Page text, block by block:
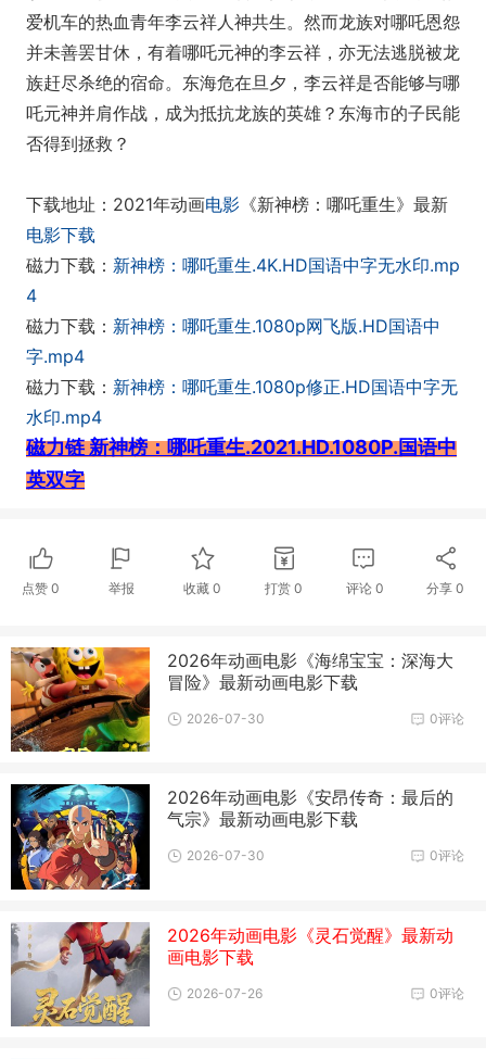
爱机车的热血青年李云祥人神共生。然而龙族对哪吒恩怨
并未善罢甘休，有着哪吒元神的李云祥，亦无法逃脱被龙
族赶尽杀绝的宿命。东海危在旦夕，李云祥是否能够与哪
吒元神并肩作战，成为抵抗龙族的英雄？东海市的子民能
否得到拯救？
下载地址：2021年动画电影 《新神榜：哪吒重生》最新
电影下载
磁力下载： 新神榜：哪吒重生.4K.HD国语中字无水印.mp
4
磁力下载： 新神榜：哪吒重生.1080p网飞版.HD国语中
字.mp4
磁力下载： 新神榜：哪吒重生.1080p修正.HD国语中字无
水印.mp4
磁力链 新神榜：哪吒重生.2021.HD.1080P.国语中
英双字
点赞 0 举报 收藏0 打赏 0 评论 0 分享0
2026年动画电影《海绵宝宝：深海大
冒险》最新动画电影下载
0评论
2026-07-30
2026年动画电影《安昂传奇：最后的
气宗》最新动画电影下载
0评论
2026-07-30
2026年动画电影《灵石觉醒》最新动
画电影下载
0评论
2026-07-26